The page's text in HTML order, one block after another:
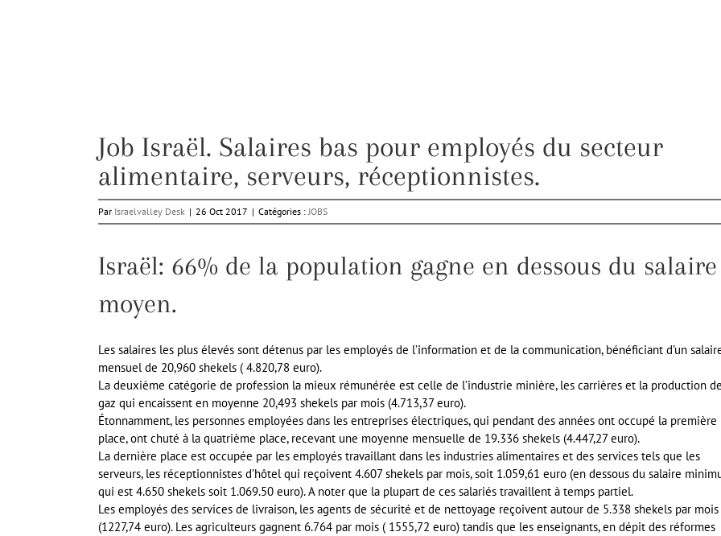
Job Israël. Salaires bas pour employés du secteur
alimentaire, serveurs, réceptionnistes.
Par Israelvalley Desk | 26 Oct 2017 | Catégories :JOBS
Israël: 66% de la population gagne en dessous du salaire
moyen.
Les salaires les plus élevés sont détenus par les employés de l’information et de la communication, bénéficiant d’un
mensuel de 20,960 shekels ( 4.820,78 euro).
La deuxième catégorie de profession la mieux rémunérée est celle de l’industrie minière, les carrières et la production
gaz qui encaissent en moyenne 20,493 shekels par mois (4.713,37 euro).
Étonnamment, les personnes employées dans les entreprises électriques, qui pendant des années ont occupé la première
place, ont chuté à la quatrième place, recevant une moyenne mensuelle de 19.336 shekels (4.447,27 euro).
La dernière place est occupée par les employés travaillant dans les industries alimentaires et des services tels que les
serveurs, les réceptionnistes d’hôtel qui reçoivent 4.607 shekels par mois, soit 1.059,61 euro (en dessous du salaire
qui est 4.650 shekels soit 1.069.50 euro). A noter que la plupart de ces salariés travaillent à temps partiel.
Les employés des services de livraison, les agents de sécurité et de nettoyage reçoivent autour de 5.338 shekels par mois
(1227,74 euro). Les agriculteurs gagnent 6.764 par mois ( 1555,72 euro) tandis que les enseignants, en dépit des réformes